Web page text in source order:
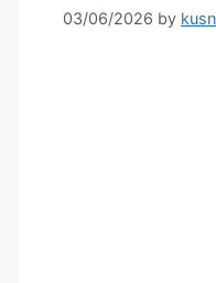
03/06/2026 by